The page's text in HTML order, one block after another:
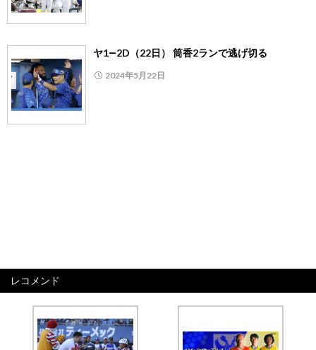
ヤ1―2D（22日） 筒香2ランで逃げ切る
2024年5月22日
レコメンド